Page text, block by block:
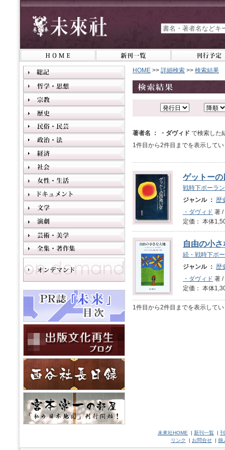
HOME >> 詳細検索 >> 検索結果
著者名 ： ・ダヴィド で検索した
1件目から2件目までを表示して
ゲットーの
戦時下ポーラ
ジャンル ： 歴
・ダヴィド 著 /
定価： 本体
自由の小
続・戦時下ポ
ジャンル ： 歴
・ダヴィド 著 /
定価： 本体
1件目から2件目までを表示して
未來社HOME | 新刊一覧 |
リンク
| お問合せ | 個